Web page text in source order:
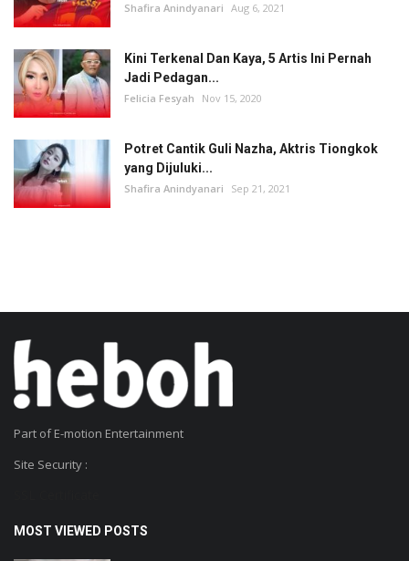
Shafira Anindyanari Aug 6, 2021
Kini Terkenal Dan Kaya, 5 Artis Ini Pernah
Jadi Pedagan...
Felicia Fesyah Nov 15, 2020
Potret Cantik Guli Nazha, Aktris Tiongkok
yang Dijuluki...
Shafira Anindyanari Sep 21, 2021
Part of E-motion Entertainment
Site Security :
MOST VIEWED POSTS